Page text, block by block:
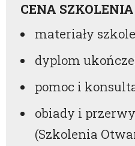
CENA
materiały
dyplom
pomoc i
obiady i
(Szkolenia